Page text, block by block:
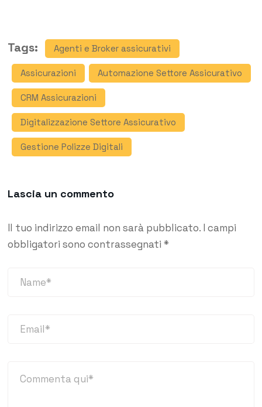
Tags: Agenti e Broker assicurativi
Assicurazioni Automazione Settore Assicurativo
CRM Assicurazioni
Digitalizzazione Settore Assicurativo
Gestione Polizze Digitali
Lascia un commento
Il tuo indirizzo email non sarà pubblicato. I campi
obbligatori sono contrassegnati *